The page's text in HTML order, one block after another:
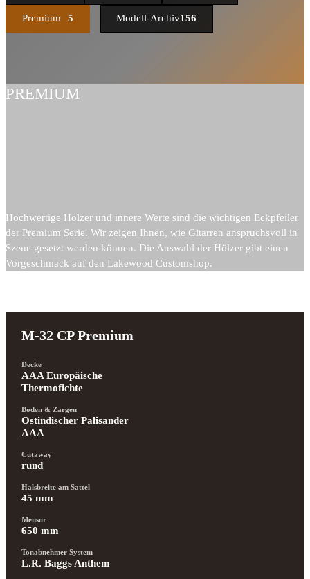
Premium 5 Modell-Archiv156
PREMIUM
Hochwertige Hölzer und innere Werte sind die wichtigen Eckpfeiler
der Premium Serie. Wir zeigen Ihnen, wie Gitarren anspruchsvoll in
Szene gesetzt werden können. Die Auswahl der Hölzer gibt einen
Vorgeschmack auf den Lakewood Customshop.
M-32 CP Premium
Decke
AAA Europäische
Thermofichte
Boden & Zargen
Ostindischer Palisander
AAA
Cutaway
rund
Halsbreite am Sattel
45 mm
Mensur
650 mm
Tonabnehmer System
L.R. Baggs Anthem